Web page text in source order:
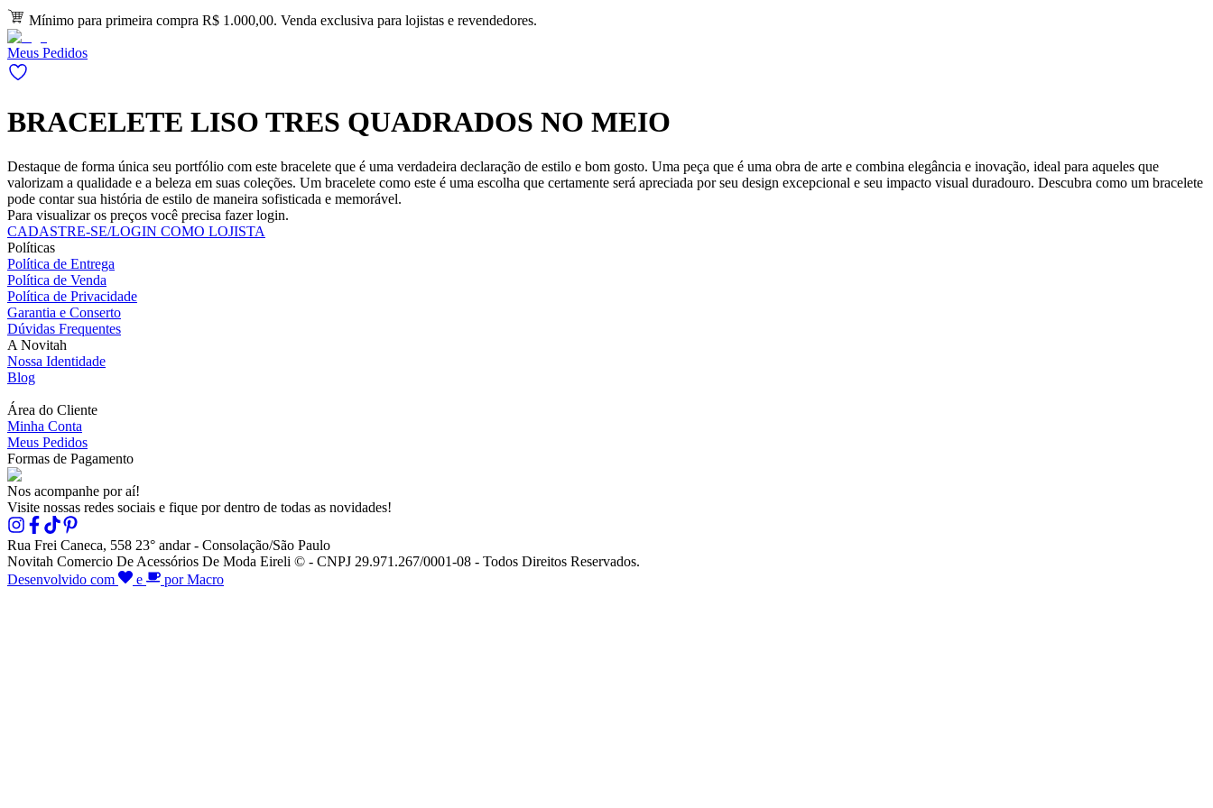
Mínimo para primeira compra R$ 1.000,00. Venda exclusiva para lojistas e revendedores.
Meus Pedidos
BRACELETE LISO TRES QUADRADOS NO MEIO
Destaque de forma única seu portfólio com este bracelete que é uma verdadeira declaração de estilo e bom gosto. Uma peça que é uma obra de arte e combina elegância e inovação, ideal para aqueles que
valorizam a qualidade e a beleza em suas coleções. Um bracelete como este é uma escolha que certamente será apreciada por seu design excepcional e seu impacto visual duradouro. Descubra como um bracelete
pode contar sua história de estilo de maneira sofisticada e memorável.
Para visualizar os preços você precisa fazer login.
CADASTRE-SE/LOGIN COMO LOJISTA
Políticas
Política de Entrega
Política de Venda
Política de Privacidade
Garantia e Conserto
Dúvidas Frequentes
A Novitah
Nossa Identidade
Blog
Área do Cliente
Minha Conta
Meus Pedidos
Formas de Pagamento
Nos acompanhe por aí!
Visite nossas redes sociais e fique por dentro de todas as novidades!
Rua Frei Caneca, 558 23° andar - Consolação/São Paulo
Novitah Comercio De Acessórios De Moda Eireli © - CNPJ 29.971.267/0001-08 - Todos Direitos Reservados.
Desenvolvido com
e por Macro